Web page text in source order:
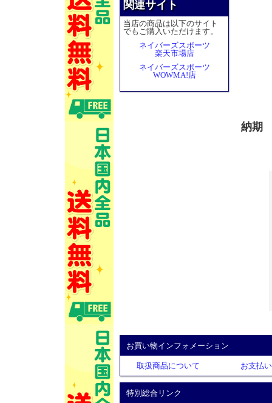
関連サイト
当店の商品は以下のサイト
でもご購入いただけます。
ネイバーズスポーツ
楽天市場店
ネイバーズスポーツ
WOWMA!店
納期
お買い物インフォメーション
取扱商品について お支払
特別総合リンク